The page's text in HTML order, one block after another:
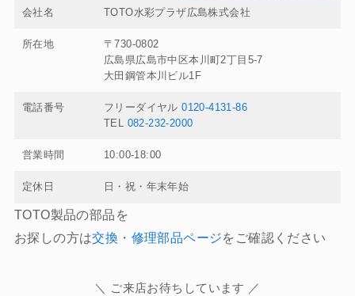
会社名 TOTO水彩プラザ広島株式会社
所在地
〒730-0802
広島県広島市中区本川町2丁目5-7
大田鋼管本川ビル1F
電話番号 フリーダイヤル0120-4131-86
TEL 082-232-2000
営業時間 10:00-18:00
定休日 日・祝・年末年始
TOTO製品の部品を
お探しの方は交換・修理部品ページをご確認ください
＼ ご来店お待ちしています ／